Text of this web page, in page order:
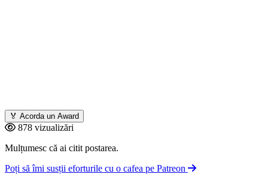
🏅 Acorda un Award
878 vizualizări
Mulțumesc că ai citit postarea.
Poți să îmi susții eforturile cu o cafea pe Patreon